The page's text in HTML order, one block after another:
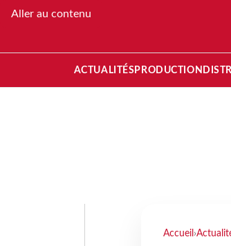
Aller au contenu
ACTUALITÉS PRODUCTION
Accueil ›